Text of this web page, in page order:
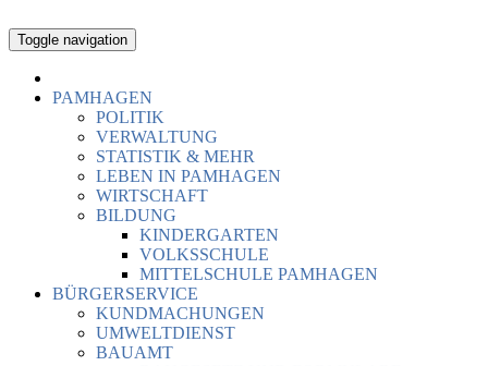
Toggle navigation
PAMHAGEN
POLITIK
VERWALTUNG
STATISTIK & MEHR
LEBEN IN PAMHAGEN
WIRTSCHAFT
BILDUNG
KINDERGARTEN
VOLKSSCHULE
MITTELSCHULE PAMHAGEN
BÜRGERSERVICE
KUNDMACHUNGEN
UMWELTDIENST
BAUAMT